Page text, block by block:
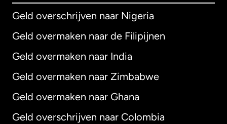
Geld overschrijven naar Nigeria
Geld overmaken naar de Filipijnen
Geld overmaken naar India
Geld overmaken naar Zimbabwe
Geld overmaken naar Ghana
Geld overschrijven naar Colombia